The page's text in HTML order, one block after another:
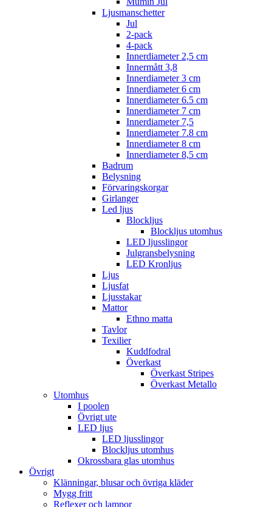
Ljusmanschetter
Jul
2-pack
4-pack
Innerdiameter 2,5 cm
Innermått 3,8
Innerdiameter 3 cm
Innerdiameter 6 cm
Innerdiameter 6.5 cm
Innerdiameter 7 cm
Innerdiameter 7,5
Innerdiameter 7.8 cm
Innerdiameter 8 cm
Innerdiameter 8,5 cm
Badrum
Belysning
Förvaringskorgar
Girlanger
Led ljus
Blockljus
Blockljus utomhus
LED ljusslingor
Julgransbelysning
LED Kronljus
Ljus
Ljusfat
Ljusstakar
Mattor
Ethno matta
Tavlor
Texilier
Kuddfodral
Överkast
Överkast Stripes
Överkast Metallo
Utomhus
I poolen
Övrigt ute
LED ljus
LED ljusslingor
Blockljus utomhus
Okrossbara glas utomhus
Övrigt
Klänningar, blusar och övriga kläder
Mygg fritt
Reflexer och lampor